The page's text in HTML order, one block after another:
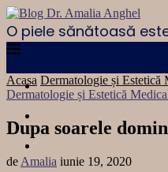
O piele sănătoasă
Acasa Dermatologie și Estetică
Dermatologie și Estetică
Dupa soarele
de Amalia iunie 19, 2020